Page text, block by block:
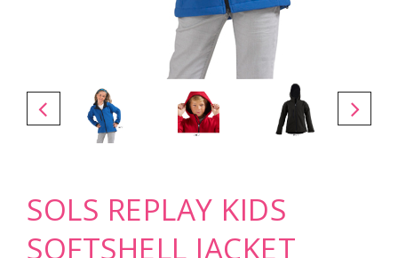
SOLS REPLAY KIDS
SOFTSHELL JACKET